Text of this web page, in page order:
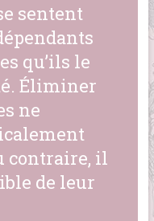
sentent
qu’ils le
Éliminer
ne
contraire, il
de leur